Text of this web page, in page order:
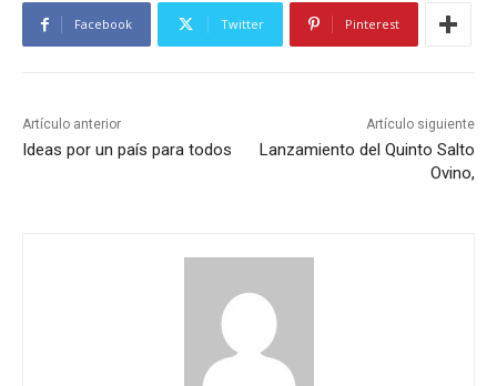
Facebook Twitter Pinterest
Artículo anterior
Ideas por un país para todos
Artículo siguiente
Lanzamiento del Quinto Salto
Ovino,